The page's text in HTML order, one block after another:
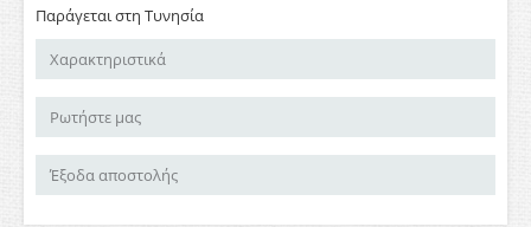
Παράγεται στη Τυνησία
Χαρακτηριστικά
Ρωτήστε μας
Έξοδα αποστολής